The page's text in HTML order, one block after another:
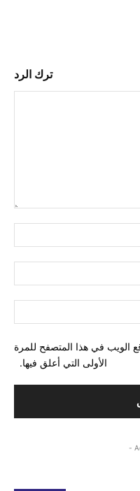
ترك الرد
الويب في هذا المتصفح للمرة
الأولى التي أعلق فيها.